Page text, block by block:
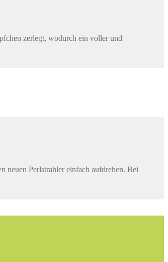
zerlegt, wodurch ein voller und
neuen Perlstrahler einfach aufdrehen. Bei